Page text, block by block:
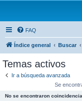
FAQ
Índice general Buscar
Temas activos
Ir a búsqueda avanzada
Se
No se encontraron